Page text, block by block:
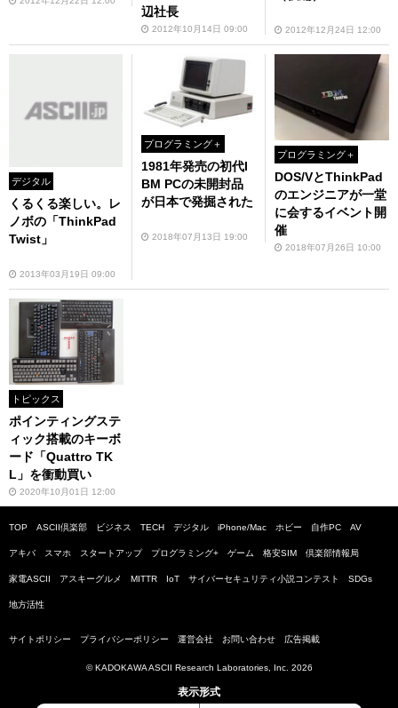
辺社長
2012年10月14日 09:00 2012年12月24日 12:00
デジタル
くるくる楽しい。レ
ノボの「ThinkPad
Twist」
2013年03月19日 09:00
プログラミング＋
1981年発売の初代I
BM PCの未開封品
が日本で発掘された
2018年07月13日 19:00
プログラミング＋
DOS/VとThinkPad
のエンジニアが一堂
に会するイベント開
催
2018年07月26日 10:00
トピックス
ポインティングステ
ィック搭載のキーボ
ード「Quattro TK
L」を衝動買い
2020年10月01日 12:00
TOP ASCII倶楽部 ビジネス TECH デジタル iPhone/Mac ホビー 自作PC AV
アキバ スマホ スタートアップ プログラミング+ ゲーム 格安SIM 倶楽部情報局
家電ASCII アスキーグルメ MITTR IoT サイバーセキュリティ小説コンテスト SDGs
地方活性
サイトポリシー プライバシーポリシー 運営会社 お問い合わせ 広告掲載
© KADOKAWA ASCII Research Laboratories, Inc. 2026
表示形式